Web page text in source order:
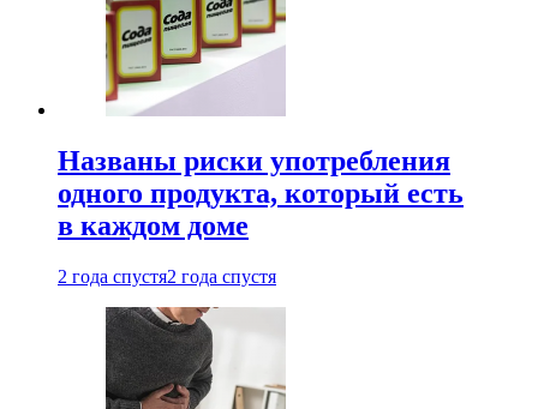
Названы риски употребления
одного продукта, который есть
в каждом доме
2 года спустя2 года спустя